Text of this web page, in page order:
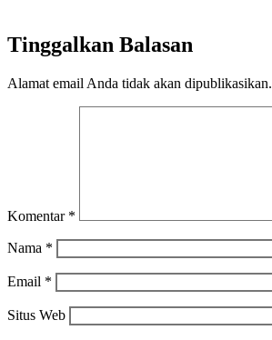
Tinggalkan Balasan
Alamat email Anda tidak akan dipublikasikan.
Komentar *
Nama *
Email *
Situs Web